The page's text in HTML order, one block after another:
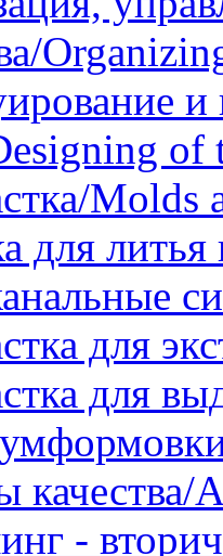
и
of
Molds
для литья
для
для
-